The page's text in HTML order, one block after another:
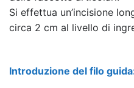
Si effettua un’incisione
circa 2 cm al livello di
Introduzione del filo